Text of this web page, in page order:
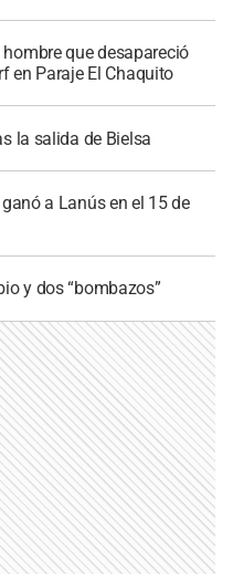
que desapareció
en Paraje El Chaquito
la salida de Bielsa
a Lanús en el 15 de
y dos “bombazos”